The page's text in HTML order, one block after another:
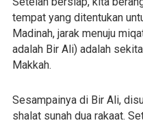
tempat yang ditentukan
Madinah, jarak menuju
adalah Bir Ali) adalah
Makkah.
Sesampainya di Bir Ali,
shalat sunah dua rakaat.